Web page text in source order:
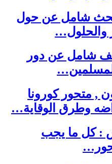
بحث شامل عن حول
والحلول…
شامل عن دور
, متحور كورونا
وطرق الوقاية…
: كل ما يجب